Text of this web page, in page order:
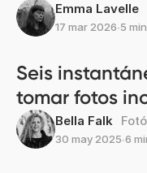
Emma Lavelle
17 mar 2026∙5 min
Seis
tomar fotos
Bella Falk
30 may 2025∙6